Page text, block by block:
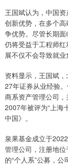
王国斌认为，中国
创新优势，在多个
争优势。尽管长期
仍将受益于工程师
展不仅不会导致就业
资料显示，王国斌
27年证券从业经验
商系资产管理公司，
2007年被评为“上海
中国》。
泉果基金成立于
管理公司，注册地
的“个人系”公募，